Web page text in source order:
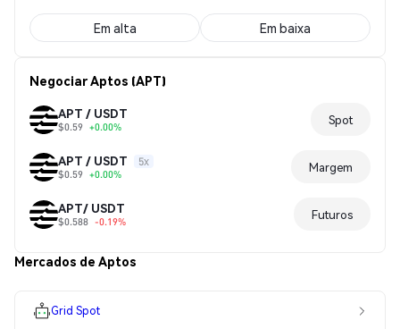
Em alta Em baixa
Negociar Aptos (APT)
APT / USDT
$0.59 +0.00% Spot
APT / USDT 5x
$0.59 +0.00% Margem
APT/ USDT
$0.588 -0.19% Futuros
Mercados de Aptos
Grid Spot